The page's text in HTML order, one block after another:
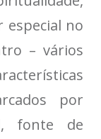
especial no
– vários
por
fonte de